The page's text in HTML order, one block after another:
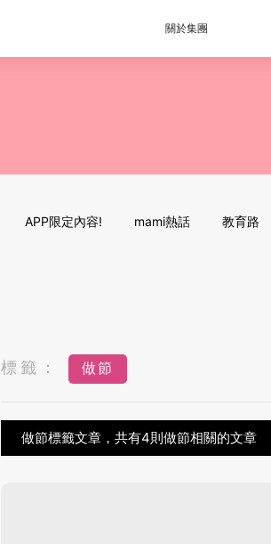
關於集團
APP限定內容! mami熱話 教育路
標籤： 做節
做節標籤文章，共有4則做節相關的文章